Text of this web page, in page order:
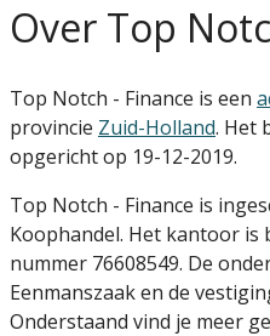
Over Top
Top Notch - Finance is een
provincie Zuid-Holland. Het
opgericht op 19-12-2019.
Top Notch - Finance is
Koophandel. Het kantoor is
nummer 76608549. De
Eenmanszaak en de
Onderstaand vind je meer